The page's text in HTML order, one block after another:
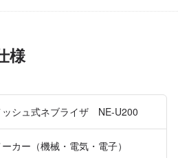
様
ッシュ式ネブライザ NE-U200
ーカー（機械・電気・電子）